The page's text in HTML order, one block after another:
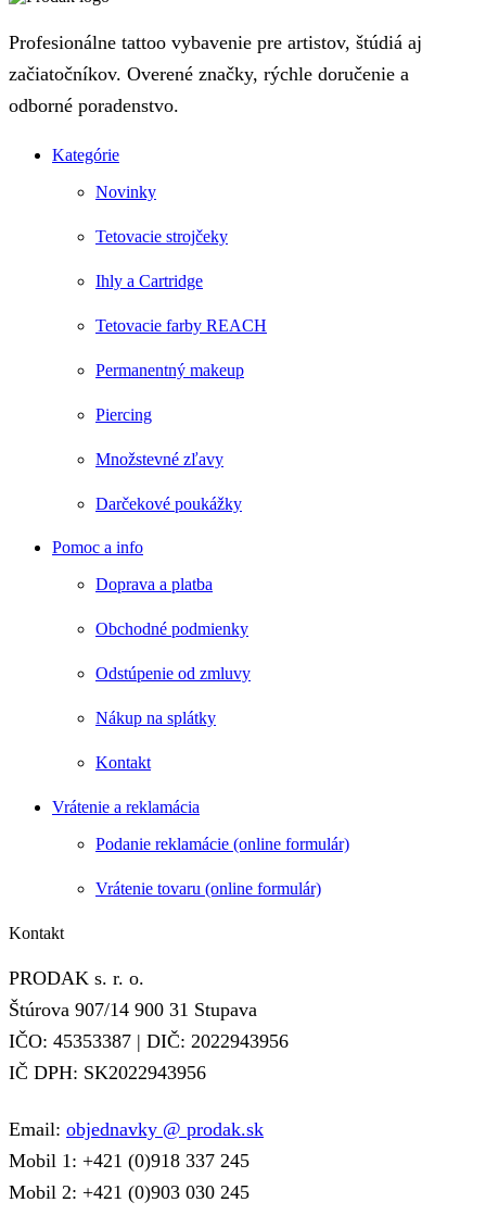
Profesionálne tattoo vybavenie pre artistov, štúdiá aj
začiatočníkov. Overené značky, rýchle doručenie a
odborné poradenstvo.
Kategórie
Novinky
Tetovacie strojčeky
Ihly a Cartridge
Tetovacie farby REACH
Permanentný makeup
Piercing
Množstevné zľavy
Darčekové poukážky
Pomoc a info
Doprava a platba
Obchodné podmienky
Odstúpenie od zmluvy
Nákup na splátky
Kontakt
Vrátenie a reklamácia
Podanie reklamácie (online formulár)
Vrátenie tovaru (online formulár)
Kontakt
PRODAK s. r. o.
Štúrova 907/14 900 31 Stupava
IČO: 45353387 | DIČ: 2022943956
IČ DPH: SK2022943956
Email: objednavky @ prodak.sk
Mobil 1: +421 (0)918 337 245
Mobil 2: +421 (0)903 030 245